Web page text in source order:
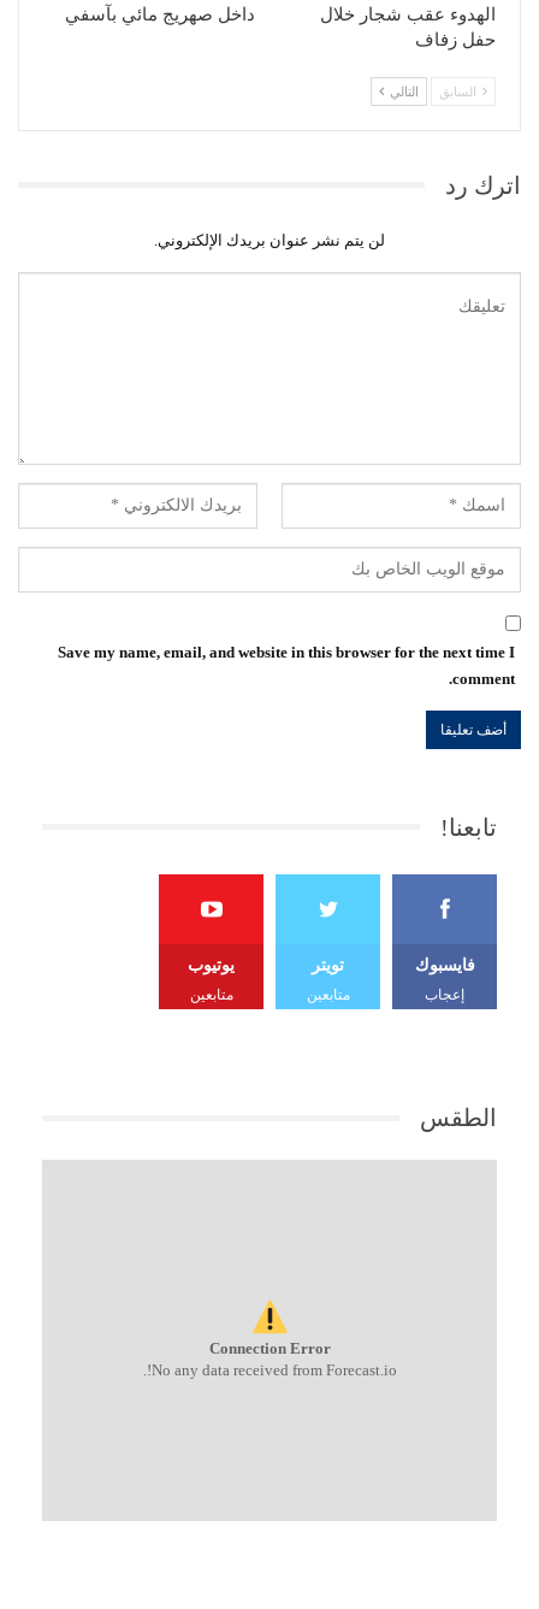
الهدوء عقب شجار خلال
حفل زفاف
داخل صهريج مائي بآسفي
السابق التالي
اترك رد
لن يتم نشر عنوان بريدك الإلكتروني.
Save my name, email, and website in this browser for the next time I
comment.
تابعنا!
فايسبوك
إعجاب
تويتر
متابعين
يوتيوب
متابعين
الطقس
Connection Error
No any data received from Forecast.io!.